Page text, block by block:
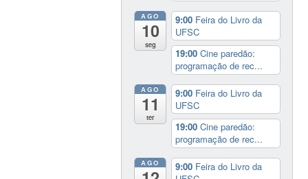
AGO
10
seg
9:00 Feira do Livro da
UFSC
19:00Cine paredão:
programação de rec...
AGO
11
ter
9:00 Feira do Livro da
UFSC
19:00Cine paredão:
programação de rec...
AGO 9:00 Feira do Livro da